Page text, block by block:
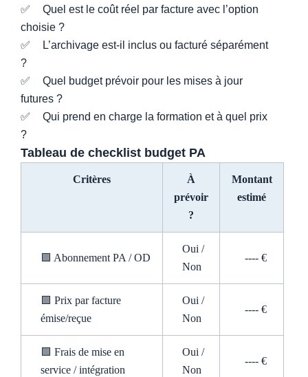
Quel est le coût réel par facture avec l’option
choisie ?
L’archivage est-il inclus ou facturé séparément
?
Quel budget prévoir pour les mises à jour
futures ?
Qui prend en charge la formation et à quel prix
?
Tableau de checklist budget PA
Critères
À
prévoir
?
Montant
estimé
🟩 Abonnement PA / OD
Oui /
Non
---- €
🟩 Prix par facture
émise/reçue
Oui /
Non
---- €
🟩 Frais de mise en
service / intégration
Oui /
Non
---- €